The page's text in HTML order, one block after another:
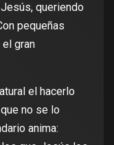
queriendo
pequeñas
gran
el hacerlo
no se lo
anima: